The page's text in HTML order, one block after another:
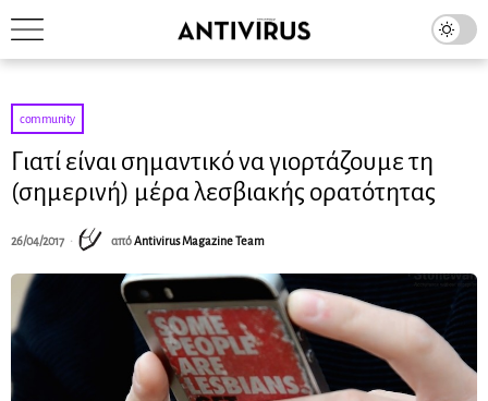
community
Γιατί είναι σημαντικό να γιορτάζουμε τη
(σημερινή) μέρα λεσβιακής ορατότητας
26/04/2017 απόAntivirus Magazine Team